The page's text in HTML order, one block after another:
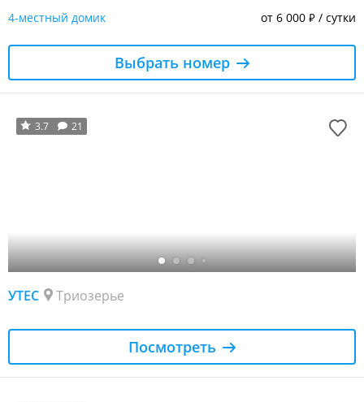
4-местный домик
от 6 000 ₽ / сутки
Выбрать номер
3.7 21
УТЕС Триозерье
Посмотреть